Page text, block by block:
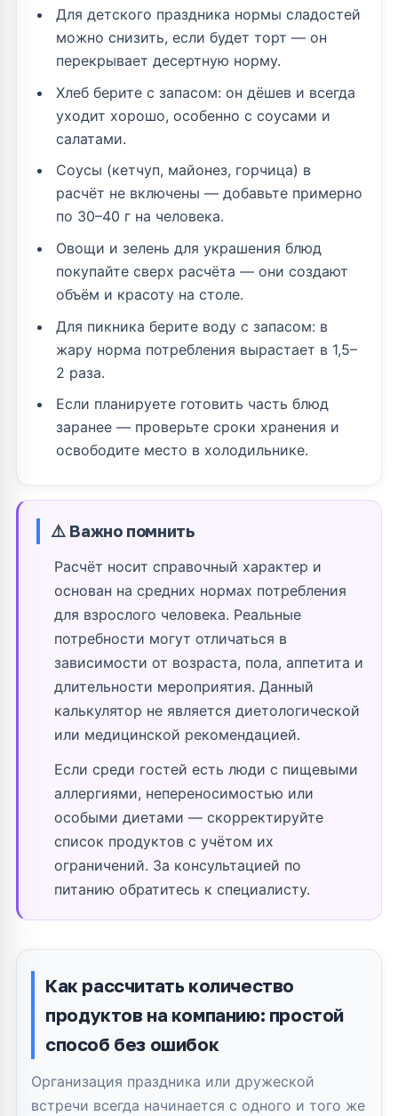
Для детского праздника нормы сладостей
можно снизить, если будет торт — он
перекрывает десертную норму.
Хлеб берите с запасом: он дёшев и всегда
уходит хорошо, особенно с соусами и
салатами.
Соусы (кетчуп, майонез, горчица) в
расчёт не включены — добавьте примерно
по 30–40 г на человека.
Овощи и зелень для украшения блюд
покупайте сверх расчёта — они создают
объём и красоту на столе.
Для пикника берите воду с запасом: в
жару норма потребления вырастает в 1,5–
2 раза.
Если планируете готовить часть блюд
заранее — проверьте сроки хранения и
освободите место в холодильнике.
⚠️ Важно помнить
Расчёт носит справочный характер и
основан на средних нормах потребления
для взрослого человека. Реальные
потребности могут отличаться в
зависимости от возраста, пола, аппетита и
длительности мероприятия. Данный
калькулятор не является диетологической
или медицинской рекомендацией.
Если среди гостей есть люди с пищевыми
аллергиями, непереносимостью или
особыми диетами — скорректируйте
список продуктов с учётом их
ограничений. За консультацией по
питанию обратитесь к специалисту.
Как рассчитать количество
продуктов на компанию: простой
способ без ошибок
Организация праздника или дружеской
встречи всегда начинается с одного и того же